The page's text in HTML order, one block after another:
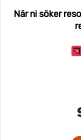
När ni söker